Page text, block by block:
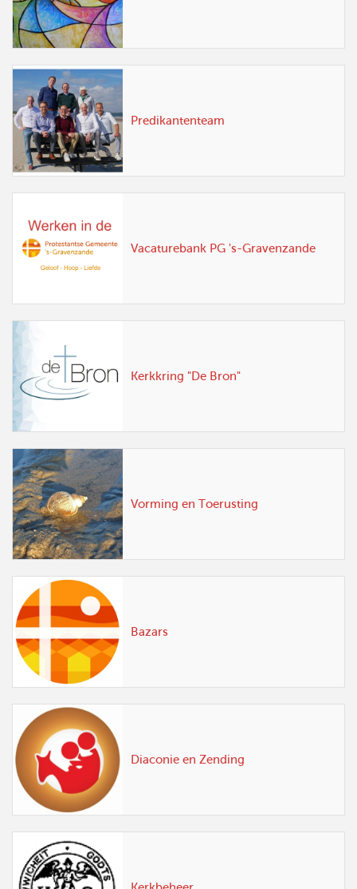
Predikantenteam
Vacaturebank PG 's-Gravenzande
Kerkkring "De Bron"
Vorming en Toerusting
Bazars
Diaconie en Zending